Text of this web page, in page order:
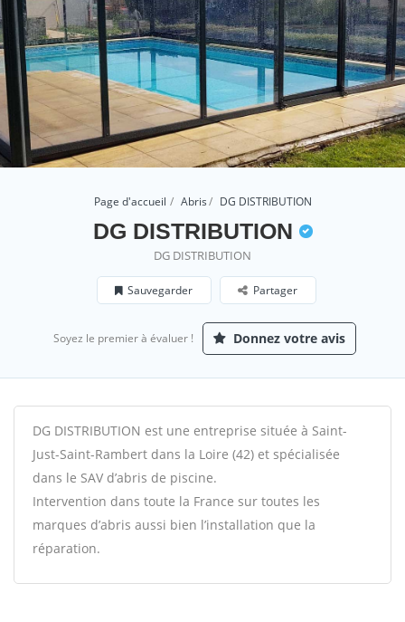
Page d'accueil Abris DG DISTRIBUTION
DG DISTRIBUTION
DG DISTRIBUTION
Sauvegarder Partager
Soyez le premier à évaluer ! Donnez votre avis
DG DISTRIBUTION est une entreprise située à Saint-
Just-Saint-Rambert dans la Loire (42) et spécialisée
dans le SAV d’abris de piscine.
Intervention dans toute la France sur toutes les
marques d’abris aussi bien l’installation que la
réparation.